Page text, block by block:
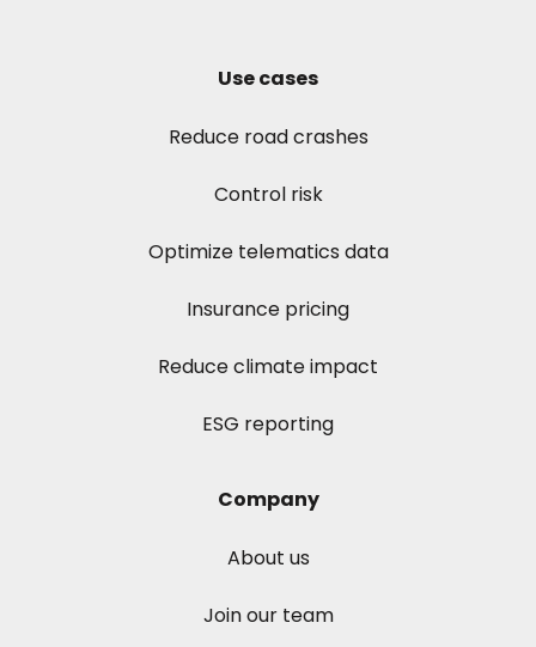
Use cases
Reduce road crashes
Control risk
Optimize telematics data
Insurance pricing
Reduce climate impact
ESG reporting
Company
About us
Join our team